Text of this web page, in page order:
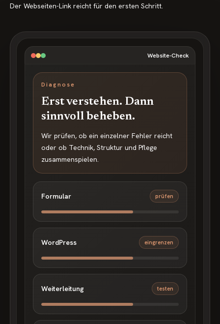
Der Webseiten-Link reicht für den ersten Schritt.
Website-Check
Diagnose
Erst verstehen. Dann
sinnvoll beheben.
Wir prüfen, ob ein einzelner Fehler reicht
oder ob Technik, Struktur und Pflege
zusammenspielen.
Formular prüfen
WordPress eingrenzen
Weiterleitung testen